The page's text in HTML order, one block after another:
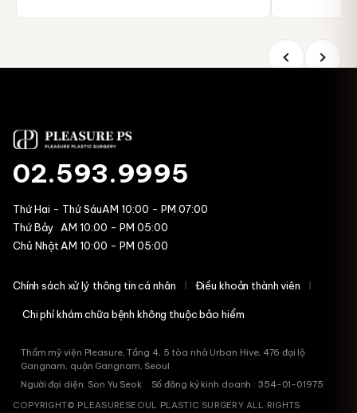
02.593.9995
Thứ Hai - Thứ SáuAM 10:00 - PM 07:00
Thứ Bảy AM 10:00 - PM 05:00
Chủ NhậtAM 10:00 - PM 05:00
Chính sách xử lý thông tin cá nhân Điều khoản thành viên
Chi phí khám chữa bệnh không thuộc bảo hiểm
Thẩm mỹ viện Pleasure, Tầng 4, 5 tòa nhà Urban Hive, 476 đại lộ
Gangnam, quận Gangnam, Seoul
Người đại diện: Son Yu Seok Số đăng ký kinh doanh : 354-01-01975
COPYRIGHT© PLEASURESEOUL PLASTIC SURGERY ALL RIGHTS